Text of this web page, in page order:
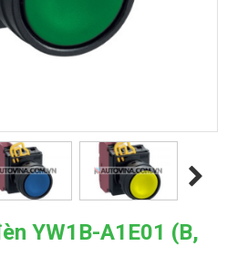
YW1B-A1E01 (B,